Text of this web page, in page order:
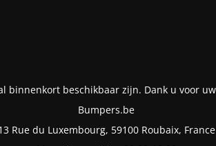
binnenkort beschikbaar zijn. Dank u voor
Bumpers.be
Rue du Luxembourg, 59100 Roubaix, France